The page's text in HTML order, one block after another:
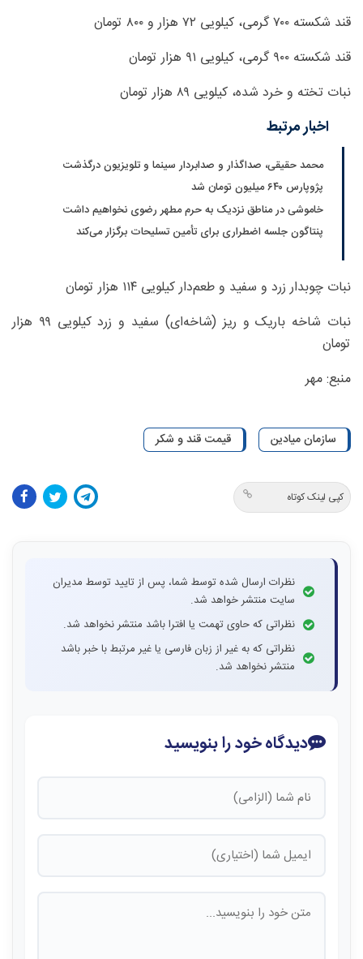
قند شکسته ۷۰۰ گرمی، کیلویی ۷۲ هزار و ۸۰۰ تومان
قند شکسته ۹۰۰ گرمی، کیلویی ۹۱ هزار تومان
نبات تخته و خرد شده، کیلویی ۸۹ هزار تومان
اخبار مرتبط
محمد حقیقی، صداگذار و صدابردار سینما و تلویزیون درگذشت
پژوپارس ۶۴۰ میلیون تومان شد
خاموشی در مناطق نزدیک به حرم مطهر رضوی نخواهیم داشت
پنتاگون جلسه اضطراری برای تأمین تسلیحات برگزار می‌کند
نبات چوبدار زرد و سفید و طعم‌دار کیلویی ۱۱۴ هزار تومان
نبات شاخه باریک و ریز (شاخه‌ای) سفید و زرد کیلویی ۹۹ هزار
تومان
منبع: مهر
سازمان میادین قیمت قند و شکر
کپی لینک کوتاه
نظرات ارسال شده توسط شما، پس از تایید توسط مدیران
سایت منتشر خواهد شد.
نظراتی که حاوی تهمت یا افترا باشد منتشر نخواهد شد.
نظراتی که به غیر از زبان فارسی یا غیر مرتبط با خبر باشد
منتشر نخواهد شد.
دیدگاه خود را بنویسید